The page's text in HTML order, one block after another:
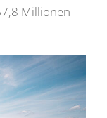
Millionen